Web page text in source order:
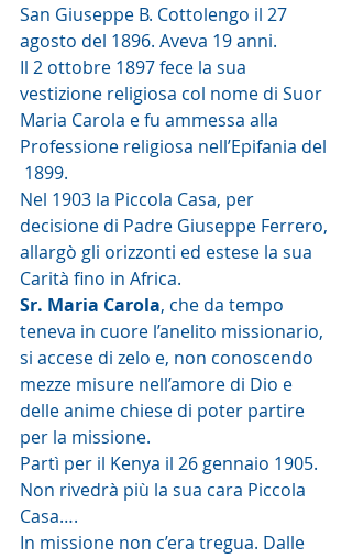
San Giuseppe B. Cottolengo il 27
agosto del 1896. Aveva 19 anni.
Il 2 ottobre 1897 fece la sua
vestizione religiosa col nome di Suor
Maria Carola e fu ammessa alla
Professione religiosa nell’Epifania del
1899.
Nel 1903 la Piccola Casa, per
decisione di Padre Giuseppe Ferrero,
allargò gli orizzonti ed estese la sua
Carità fino in Africa.
Sr. Maria Carola, che da tempo
teneva in cuore l’anelito missionario,
si accese di zelo e, non conoscendo
mezze misure nell’amore di Dio e
delle anime chiese di poter partire
per la missione.
Partì per il Kenya il 26 gennaio 1905.
Non rivedrà più la sua cara Piccola
Casa….
In missione non c’era tregua. Dalle